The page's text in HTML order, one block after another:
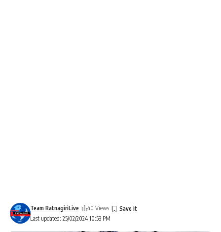
Last updated: 25/02/2024 10:53 PM
Team RatnagiriLive 40 Views